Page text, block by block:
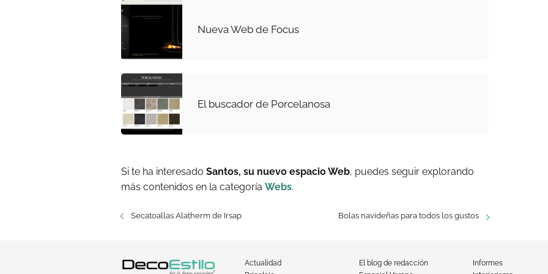
Nueva Web de Focus
El buscador de Porcelanosa
Si te ha interesado Santos, su nuevo espacio Web, puedes seguir explorando
más contenidos en la categoría Webs.
Secatoallas Alatherm de Irsap Bolas navideñas para todos los gustos
Actualidad
El blog de redacción
Informes